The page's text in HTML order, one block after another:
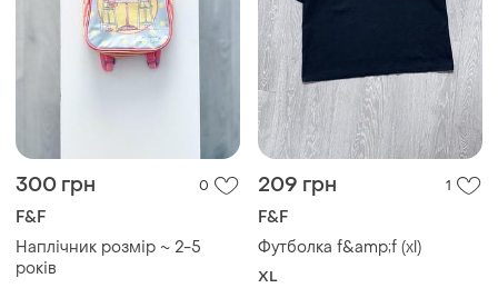
300 грн 0
F&F
Наплічник розмір ~ 2-5
років
209 грн 1
F&F
Футболка f&amp;f (xl)
XL